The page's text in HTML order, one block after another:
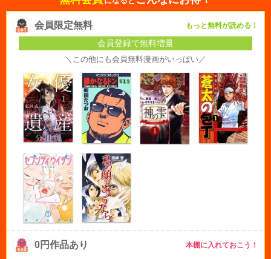
会員限定無料 もっと無料が読める！
会員登録で無料増量
＼この他にも会員無料漫画がいっぱい／
0円作品あり 本棚に入れておこう！